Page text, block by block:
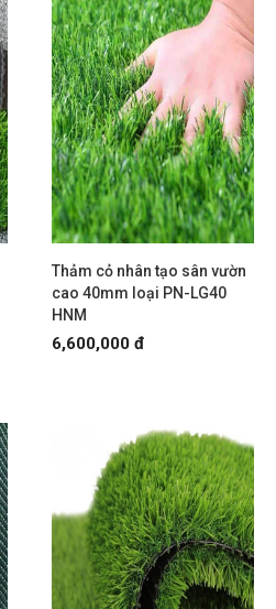
Thảm cỏ nhân tạo sân vườn
cao 40mm loại PN-LG40
HNM
6,600,000 đ